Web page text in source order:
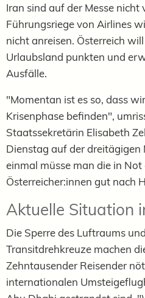
Iran sind auf der Messe nicht
Führungsriege von Airlines
nicht anreisen. Österreich
Urlaubsland punkten und
Ausfälle.
"Momentan ist es so, dass
Krisenphase befinden",
Staatssekretärin Elisabeth
Dienstag auf der dreitägigen
einmal müsse man die in Not
Österreicher:innen gut nach
Aktuelle Situation
Die Sperre des Luftraums
Transitdrehkreuze machen
Zehntausender Reisender
internationalen